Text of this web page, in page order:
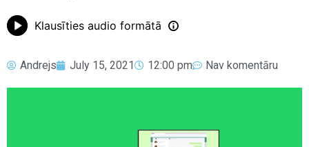
Klausīties audio formātā
Andrejs July 15, 2021 12:00 pm Nav komentāru